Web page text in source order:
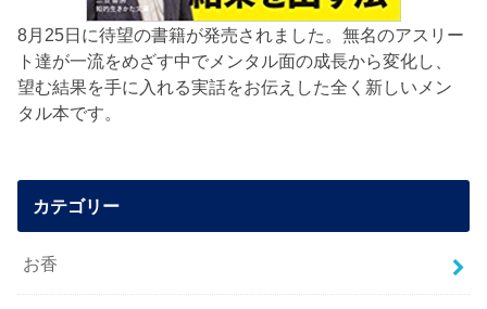
8月25日に待望の書籍が発売されました。無名のアスリー
ト達が一流をめざす中でメンタル面の成長から変化し、
望む結果を手に入れる実話をお伝えした全く新しいメン
タル本です。
カテゴリー
お香